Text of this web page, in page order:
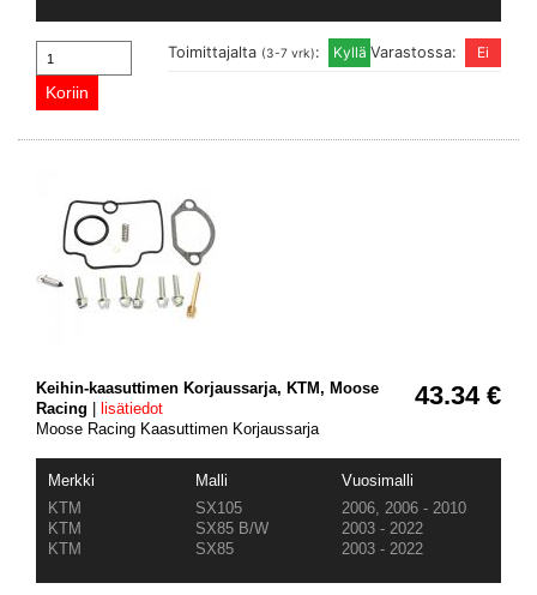
Varastossa:
Toimittajalta (3-7 vrk):
43.34 €
Keihin-kaasuttimen Korjaussarja, KTM, Moose
Racing
lisätiedot
Moose Racing Kaasuttimen Korjaussarja
Merkki Malli
Vuosimalli
KTM
SX105
2006, 2006 - 2010
KTM
SX85 B/W
2003 - 2022
KTM
SX85 2003 - 2022